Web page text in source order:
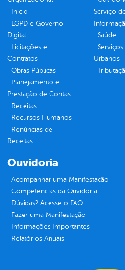
Inicio
LGPD e Governo
Digital
Licitações e
Contratos
Obras Públicas
Planejamento e
Prestação de Contas
Receitas
Recursos Humanos
Renúncias de
Receitas
Serviço de
Saúde
Serviços
Urbanos
Ouvidoria
Acompanhar uma Manifestação
Competências da Ouvidoria
Dúvidas? Acesse o FAQ
Fazer uma Manifestação
Informações Importantes
Relatórios Anuais